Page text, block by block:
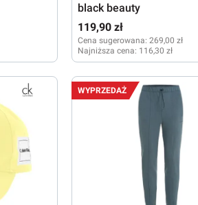
black beauty
119,90 zł
Cena sugerowana: 269,00 zł
Najniższa cena: 116,30 zł
XS
WYPRZEDAŻ